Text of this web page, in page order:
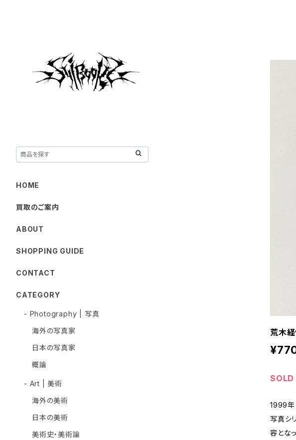
荒木
SOLD
1999年
写真シ
容とな
HOME
買取のご案内
ABOUT
SHOPPING GUIDE
CONTACT
CATEGORY
- Photography | 写真
海外の写真家
日本の写真家
概論
- Art | 美術
海外の美術
日本の美術
美術史・美術論